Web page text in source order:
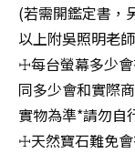
(若需開鑑定書，
以上附吳照明老
☩每台螢幕多少
同多少會和實際
實物為準*請勿自
☩天然寶石難免